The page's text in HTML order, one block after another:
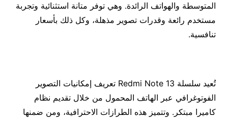
المتوسطة والهواتف الرائدة. وهي توفر متانة استثنائية وتجربة
مستخدم رائعة وقدرات تصوير مذهلة، وكل ذلك بأسعار
تنافسية.
تُعيد سلسلة Redmi Note 13 تعريف إمكانيات التصوير
الفوتوغرافي عبر الهاتف المحمول من خلال تقديم نظام
كاميرا مبتكر. وتتميز هذه الطرازات الاحترافية، ومن ضمنها